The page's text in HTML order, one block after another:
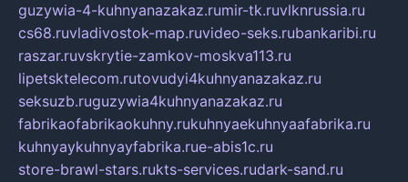
guzywia-4-kuhnyanazakaz.rumir-tk.ruvlknrussia.ru
cs68.ruvladivostok-map.ruvideo-seks.rubankaribi.ru
raszar.ruvskrytie-zamkov-moskva113.ru
lipetsktelecom.rutovudyi4kuhnyanazakaz.ru
seksuzb.ruguzywia4kuhnyanazakaz.ru
fabrikaofabrikaokuhny.rukuhnyaekuhnyaafabrika.ru
kuhnyaykuhnyayfabrika.rue-abis1c.ru
store-brawl-stars.rukts-services.rudark-sand.ru